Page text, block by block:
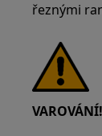
řeznými
VAROVÁNÍ!